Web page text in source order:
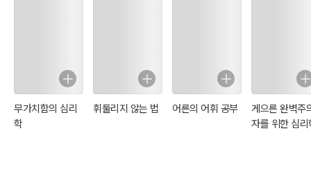
이 책의 부록에서 저자는 자신과 가족의 몸 상태를 꼼꼼하게 살필 수
있도록 정리한 250개 항목의 “건강 체크리스트”를 싣고 있다.
무가치함의 심리
학
휘둘리지 않는 법 어른의 어휘 공부
게으른 완벽주
자를 위한 심리